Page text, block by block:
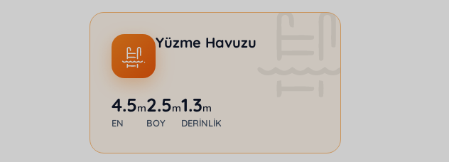
Yüzme Havuzu
4.5m
EN
2.5m
BOY
1.3m
DERINLIK